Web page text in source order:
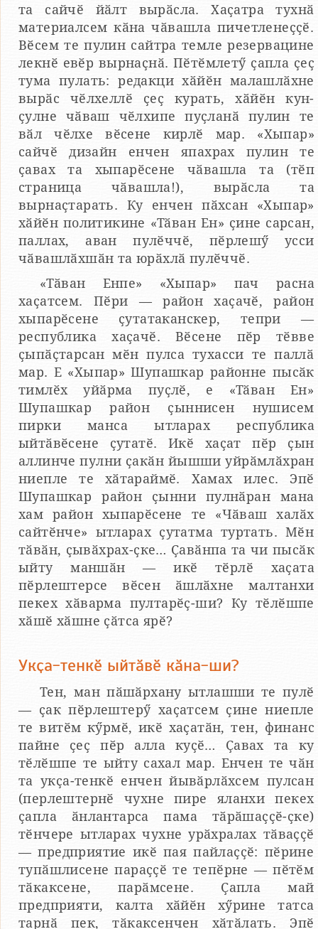
та сайчӗ йӑлт вырӑсла. Хаҫатра тухнӑ
материалсем кӑна чӑвашла пичетленеҫҫӗ.
Вӗсем те пулин сайтра темле резервацине
лекнӗ евӗр вырнаҫнӑ. Пӗтӗмлетӳ ҫапла ҫеҫ
тума пулать: редакци хӑйӗн малашлӑхне
вырӑс чӗлхеллӗ ҫеҫ курать, хӑйӗн кун-
ҫулне чӑваш чӗлхипе пуҫланӑ пулин те
вӑл чӗлхе вӗсене кирлӗ мар. «Хыпар»
сайчӗ дизайн енчен япахрах пулин те
ҫавах та хыпарӗсене чӑвашла та (тӗп
страница чӑвашла!), вырӑсла та
вырнаҫтарать. Ку енчен пӑхсан «Хыпар»
хӑйӗн политикине «Тӑван Ен» ҫине сарсан,
паллах, аван пулӗччӗ, пӗрлешӳ усси
чӑвашлӑхшӑн та юрӑхлӑ пулӗччӗ.
«Тӑван Енпе» «Хыпар» пач расна
хаҫатсем. Пӗри — район хаҫачӗ, район
хыпарӗсене ҫутатаканскер, тепри —
республика хаҫачӗ. Вӗсене пӗр тӗвве
ҫыпӑҫтарсан мӗн пулса тухасси те паллӑ
мар. Е «Хыпар» Шупашкар районне пысӑк
тимлӗх уйӑрма пуҫлӗ, е «Тӑван Ен»
Шупашкар район ҫыннисен нушисем
пирки манса ытларах республика
ыйтӑвӗсене ҫутатӗ. Икӗ хаҫат пӗр ҫын
аллинче пулни ҫакӑн йышши уйрӑмлӑхран
ниепле те хӑтараймӗ. Хамах илес. Эпӗ
Шупашкар район ҫынни пулнӑран мана
хам район хыпарӗсене те «Чӑваш халӑх
сайтӗнче» ытларах ҫутатма туртать. Мӗн
тӑвӑн, ҫывӑхрах-ҫке… Ҫавӑнпа та чи пысӑк
ыйту маншӑн — икӗ тӗрлӗ хаҫата
пӗрлештерсе вӗсен ӑшлӑхне малтанхи
пекех хӑварма пултарӗҫ-ши? Ку тӗлӗшпе
хӑшӗ хӑшне ҫӑтса ярӗ?
Укҫа-тенкӗ ыйтӑвӗ кӑна-ши?
Тен, ман пӑшӑрхану ытлашши те пулӗ
— ҫак пӗрлештерӳ хаҫатсем ҫине ниепле
те витӗм кӳрмӗ, икӗ хаҫатӑн, тен, финанс
пайне ҫеҫ пӗр алла куҫӗ… Ҫавах та ку
тӗлӗшпе те ыйту сахал мар. Енчен те чӑн
та укҫа-тенкӗ енчен йывӑрлӑхсем пулсан
(перлештернӗ чухне пире яланхи пекех
ҫапла ӑнлантарса пама тӑрӑшаҫҫӗ-ҫке)
тӗнчере ытларах чухне урӑхралах тӑваҫҫӗ
— предприятие икӗ пая пайлаҫҫӗ: пӗрине
тупӑшлисене параҫҫӗ те тепӗрне — пӗтӗм
тӑкаксене, парӑмсене. Ҫапла май
предприяти, калта хӑйӗн хӳрине татса
тарнӑ пек, тӑкаксенчен хӑтӑлать. Эпӗ